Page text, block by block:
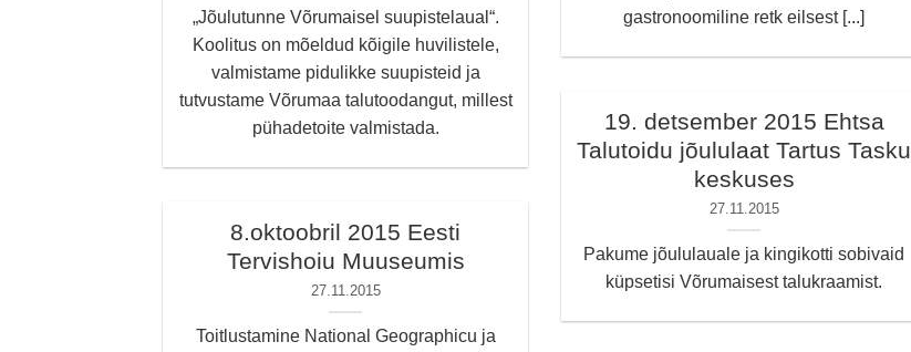
gastronoomiline retk eilsest [...]
„Jõulutunne Võrumaisel suupistelaual“.
Koolitus on mõeldud kõigile huvilistele,
valmistame pidulikke suupisteid ja
tutvustame Võrumaa talutoodangut, millest
pühadetoite valmistada.
19. detsember 2015 Ehtsa
Talutoidu jõululaat Tartus Tasku
keskuses
27.11.2015
Pakume jõululauale ja kingikotti sobivaid
küpsetisi Võrumaisest talukraamist.
8.oktoobril 2015 Eesti
Tervishoiu Muuseumis
27.11.2015
Toitlustamine National Geographicu ja